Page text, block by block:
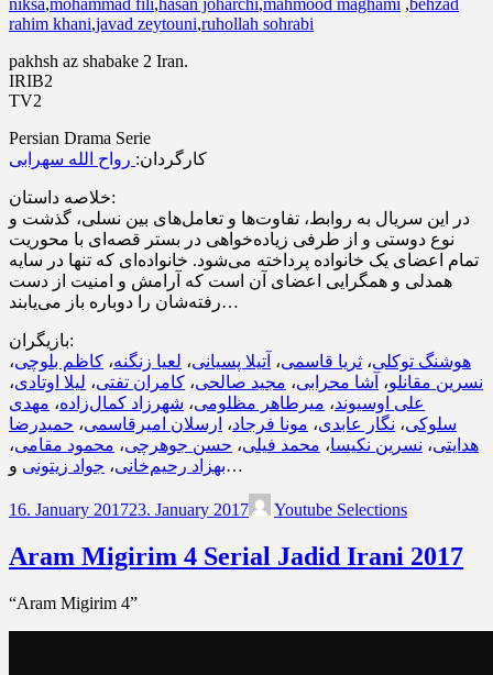
niksa,mohammad fili,hasan joharchi,mahmood maghami ,behzad
rahim khani,javad zeytouni,ruhollah sohrabi
pakhsh az shabake 2 Iran.
IRIB2
TV2
Persian Drama Serie
کارگردان: رواح الله سهرابی
خلاصه داستان:
در این سریال به روابط، تفاوت‌ها و تعامل‌های بین نسلی، گذشت و
نوع دوستی و از طرفی زیاده‌خواهی در بستر قصه‌ای با محوریت
تمام اعضای یک خانواده پرداخته می‌شود. خانواده‌ای که تنها در سایه
همدلی و همگرایی اعضای آن است که آرامش و امنیت از دست
رفته‌شان را دوباره باز می‌یابند…
بازیگران:
هوشنگ توکلی، ثریا قاسمی، آتیلا پسیانی، لعیا زنگنه، کاظم بلوچی،
نسرین مقانلو، آشا محرابی، مجید صالحی، کامران تفتی، لیلا اوتادی،
علی اوسیوند، میرطاهر مظلومی، شهرزاد کمال‌زاده، مهدی
سلوکی، نگار عابدی، مونا فرجاد، ارسلان امیرقاسمی، حمیدرضا
هدایتی، نسرین نکیسا، محمد فیلی، حسن جوهرچی، محمود مقامی،
بهزاد رحیم‌خانی، جواد زیتونی و…
16. January 201723. January 2017 Youtube Selections
Aram Migirim 4 Serial Jadid Irani 2017
“Aram Migirim 4”